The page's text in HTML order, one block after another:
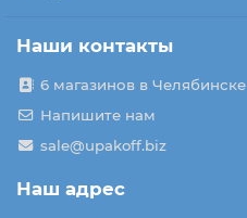
Наши контакты
6 магазинов в Челябинске
Напишите нам
sale@upakoff.biz
Наш адрес